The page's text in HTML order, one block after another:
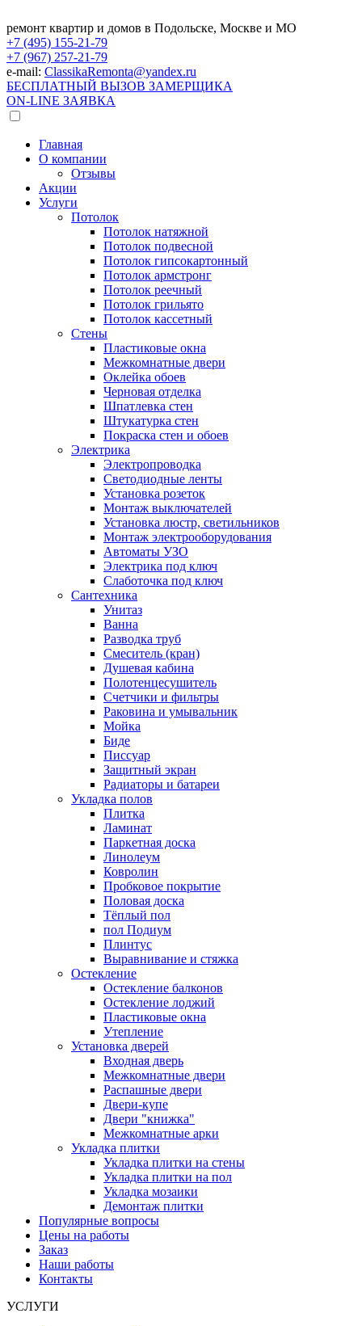
ремонт квартир и домов в Подольске, Москве и МО
+7 (495) 155-21-79
+7 (967) 257-21-79
e-mail: ClassikaRemonta@yandex.ru
БЕСПЛАТНЫЙ ВЫЗОВ ЗАМЕРЩИКА
ON-LINE ЗАЯВКА
Главная
О компании
Отзывы
Акции
Услуги
Потолок
Потолок натяжной
Потолок подвесной
Потолок гипсокартонный
Потолок армстронг
Потолок реечный
Потолок грильято
Потолок кассетный
Стены
Пластиковые окна
Межкомнатные двери
Оклейка обоев
Черновая отделка
Шпатлевка стен
Штукатурка стен
Покраска стен и обоев
Электрика
Электропроводка
Светодиодные ленты
Установка розеток
Монтаж выключателей
Установка люстр, светильников
Монтаж электрооборудования
Автоматы УЗО
Электрика под ключ
Слаботочка под ключ
Сантехника
Унитаз
Ванна
Разводка труб
Смеситель (кран)
Душевая кабина
Полотенцесушитель
Счетчики и фильтры
Раковина и умывальник
Мойка
Биде
Писсуар
Защитный экран
Радиаторы и батареи
Укладка полов
Плитка
Ламинат
Паркетная доска
Линолеум
Ковролин
Пробковое покрытие
Половая доска
Тёплый пол
пол Подиум
Плинтус
Выравнивание и стяжка
Остекление
Остекление балконов
Остекление лоджий
Пластиковые окна
Утепление
Установка дверей
Входная дверь
Межкомнатные двери
Распашные двери
Двери-купе
Двери "книжка"
Межкомнатные арки
Укладка плитки
Укладка плитки на стены
Укладка плитки на пол
Укладка мозаики
Демонтаж плитки
Популярные вопросы
Цены на работы
Заказ
Наши работы
Контакты
УСЛУГИ